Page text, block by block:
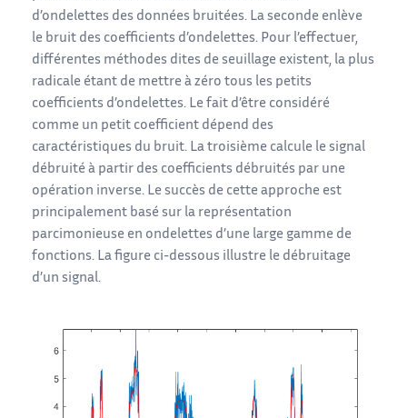
d’ondelettes des données bruitées. La seconde enlève
le bruit des coefficients d’ondelettes. Pour l’effectuer,
différentes méthodes dites de seuillage existent, la plus
radicale étant de mettre à zéro tous les petits
coefficients d’ondelettes. Le fait d’être considéré
comme un petit coefficient dépend des
caractéristiques du bruit. La troisième calcule le signal
débruité à partir des coefficients débruités par une
opération inverse. Le succès de cette approche est
principalement basé sur la représentation
parcimonieuse en ondelettes d’une large gamme de
fonctions. La figure ci-dessous illustre le débruitage
d’un signal.